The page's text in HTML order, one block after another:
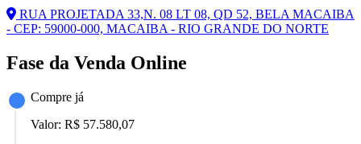
RUA PROJETADA 33,N. 08 LT 08, QD 52, BELA MACAIBA
- CEP: 59000-000, MACAIBA - RIO GRANDE DO NORTE
Fase da Venda Online
Compre já
Valor: R$ 57.580,07